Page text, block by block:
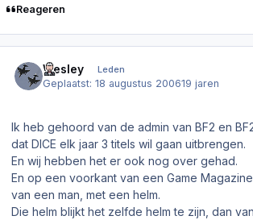
Reageren
Wesley Leden
Geplaatst:18 augustus 200619 jaren
Ik heb gehoord van de admin van BF2 en
dat DICE elk jaar 3 titels wil gaan uitbrengen.
En wij hebben het er ook nog over gehad.
En op een voorkant van een Game
van een man, met een helm.
Die helm blijkt het zelfde helm te zijn, dan